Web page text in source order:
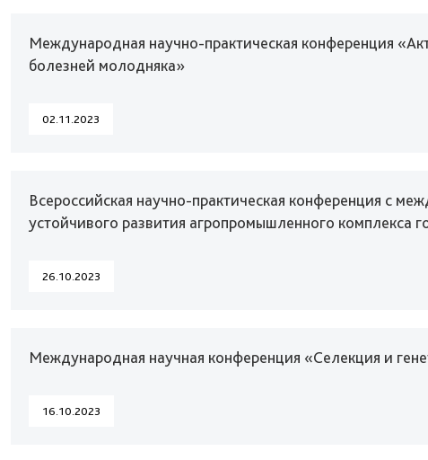
Международная научно-практическая конференция
болезней молодняка»
02.11.2023
Всероссийская научно-практическая конференция с
устойчивого развития агропромышленного комплекса
26.10.2023
Международная научная конференция «Селекция и
16.10.2023